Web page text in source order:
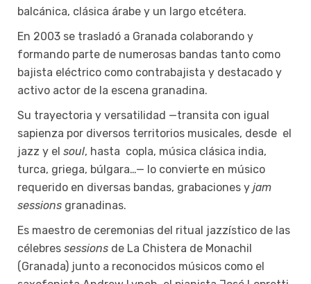
balcánica, clásica árabe y un largo etcétera.
En 2003 se trasladó a Granada colaborando y
formando parte de numerosas bandas tanto como
bajista eléctrico como contrabajista y destacado y
activo actor de la escena granadina.
Su trayectoria y versatilidad —transita con igual
sapienza por diversos territorios musicales, desde el
jazz y el soul, hasta copla, música clásica india,
turca, griega, búlgara…— lo convierte en músico
requerido en diversas bandas, grabaciones y jam
sessions granadinas.
Es maestro de ceremonias del ritual jazzístico de las
célebres sessions de La Chistera de Monachil
(Granada) junto a reconocidos músicos como el